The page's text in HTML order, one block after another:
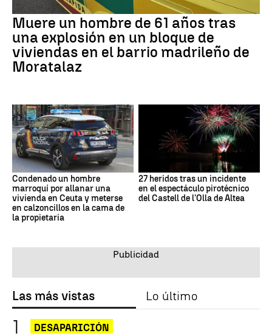
Muere un hombre de 61 años tras
una explosión en un bloque de
viviendas en el barrio madrileño de
Moratalaz
Condenado un hombre
marroquí por allanar una
vivienda en Ceuta y meterse
en calzoncillos en la cama de
la propietaria
27 heridos tras un incidente
en el espectáculo pirotécnico
del Castell de l'Olla de Altea
Las más vistas Lo último
DESAPARICIÓN